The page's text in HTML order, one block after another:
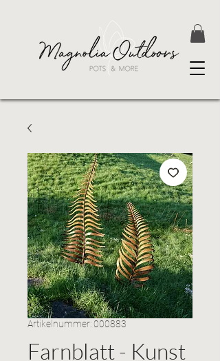
Artikelnummer: 000883
Farnblatt - Kunst